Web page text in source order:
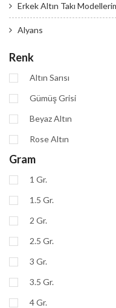
Erkek Altın Takı
Alyans
Renk
Altın Sarısı
Gümüş Grisi
Beyaz Altın
Rose Altın
Gram
1 Gr.
1.5 Gr.
2 Gr.
2.5 Gr.
3 Gr.
3.5 Gr.
4 Gr.